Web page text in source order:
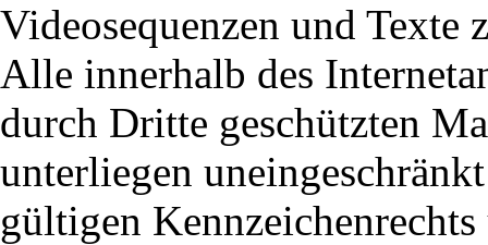
Videosequenzen und Texte
Alle innerhalb des
durch Dritte geschützten
unterliegen
gültigen